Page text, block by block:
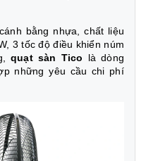
bằng nhựa, chất liệu
3 tốc độ điều khiển núm
quạt sàn Tico
là dòng
những yêu cầu chi phí